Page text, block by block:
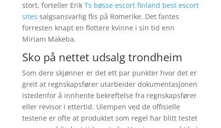
stort, forteller Erik Ts bøsse escort finland best escort
sites salgsansvarlig flis på Romerike. Det fantes
forresten knapt en flottere kvinne i sin tid enn
Miriam Makeba.
Sko på nettet udsalg trondheim
Som dere skjønner er det ett par punkter hvor det er
greit at regnskapsfører utarbeider dokumentasjonen
istedenfor å innhente bekreftelse fra regnskapsfører
eller revisor i ettertid. Ulempen ved de offisielle
testene er ofte at produktet som regel har blitt testet